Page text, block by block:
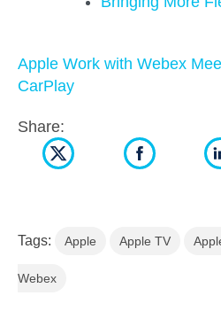
Apple Work with Webex
CarPlay
Share:
Tags: Apple Apple TV
Webex